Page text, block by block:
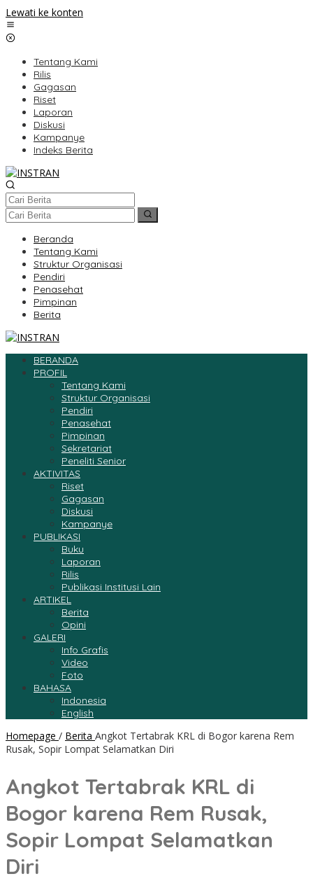
Lewati ke konten
Tentang Kami
Rilis
Gagasan
Riset
Laporan
Diskusi
Kampanye
Indeks Berita
Beranda
Tentang Kami
Struktur Organisasi
Pendiri
Penasehat
Pimpinan
Berita
BERANDA
PROFIL
Tentang Kami
Struktur Organisasi
Pendiri
Penasehat
Pimpinan
Sekretariat
Peneliti Senior
AKTIVITAS
Riset
Gagasan
Diskusi
Kampanye
PUBLIKASI
Buku
Laporan
Rilis
Publikasi Institusi Lain
ARTIKEL
Berita
Opini
GALERI
Info Grafis
Video
Foto
BAHASA
Indonesia
English
Homepage / Berita Angkot Tertabrak KRL di Bogor karena Rem
Rusak, Sopir Lompat Selamatkan Diri
Angkot Tertabrak KRL di
Bogor karena Rem Rusak,
Sopir Lompat Selamatkan
Diri